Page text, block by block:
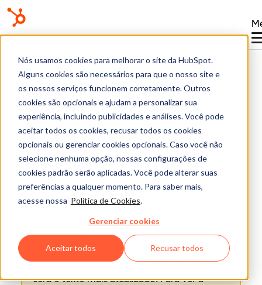
Nós usamos cookies para melhorar o site da HubSpot.
Alguns cookies são necessários para que o nosso site e
os nossos serviços funcionem corretamente. Outros
cookies são opcionais e ajudam a personalizar sua
experiência, incluindo publicidades e análises. Você pode
aceitar todos os cookies, recusar todos os cookies
opcionais ou gerenciar cookies opcionais. Caso você não
selecione nenhuma opção, nossas configurações de
cookies padrão serão aplicadas. Você pode alterar suas
preferências a qualquer momento. Para saber mais,
acesse nossa Política de Cookies.
Gerenciar cookies
Aceitar todos Recusar todos
Central de conhecimento
E-mail conectado
Isenção de responsabilidade de tradução
não ter sido revisado por uma pessoa.O
texto oficial é a versão em inglês e sempre
será o texto mais atualizado. Para ver a